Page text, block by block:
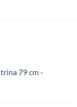
79 cm -